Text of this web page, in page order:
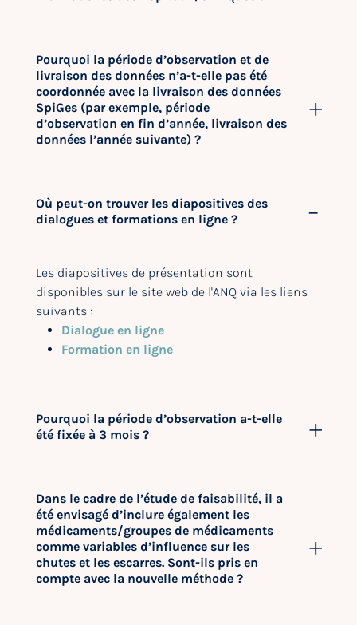
Pourquoi la période d’observation et de
livraison des données n’a-t-elle pas été
coordonnée avec la livraison des données
SpiGes (par exemple, période
d’observation en fin d’année, livraison des
données l’année suivante) ?
Où peut-on trouver les diapositives des
dialogues et formations en ligne ?
Les diapositives de présentation sont
disponibles sur le site web de l'ANQ via les liens
suivants :
Dialogue en ligne
Formation en ligne
Pourquoi la période d’observation a-t-elle
été fixée à 3 mois ?
Dans le cadre de l’étude de faisabilité, il a
été envisagé d’inclure également les
médicaments/groupes de médicaments
comme variables d’influence sur les
chutes et les escarres. Sont-ils pris en
compte avec la nouvelle méthode ?